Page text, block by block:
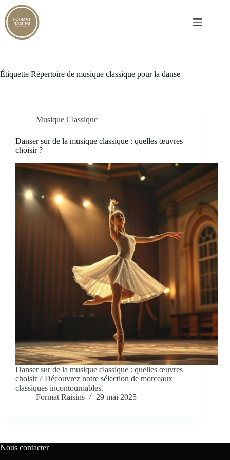
Passer
au
contenu
Étiquette Répertoire de musique classique pour la danse
Musique Classique
Danser sur de la musique classique : quelles œuvres
choisir ?
Danser sur de la musique classique : quelles œuvres
choisir ? Découvrez notre sélection de morceaux
classiques incontournables.
Format Raisins
29 mai 2025
Nous contacter